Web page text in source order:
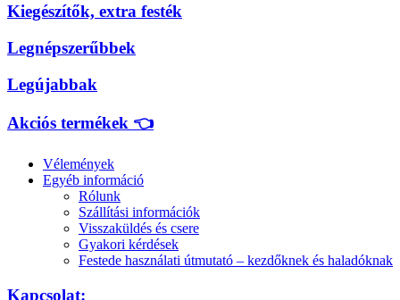
Kiegészítők, extra festék
Legnépszerűbbek
Legújabbak
Akciós termékek 👈
Vélemények
Egyéb információ
Rólunk
Szállítási információk
Visszaküldés és csere
Gyakori kérdések
Festede használati útmutató – kezdőknek és haladóknak
Kapcsolat: